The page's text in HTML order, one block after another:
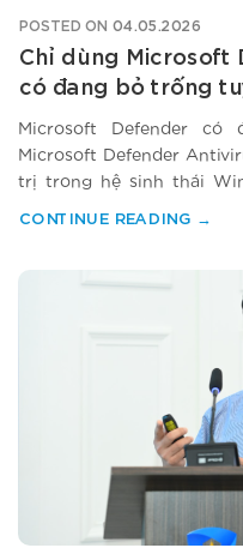
POSTED ON 04.05.2026
Chỉ dùng Microsoft
có đang bỏ trống
endpoint?
Microsoft Defender có
Microsoft Defender
trị trong hệ sinh thái
CONTINUE READING →